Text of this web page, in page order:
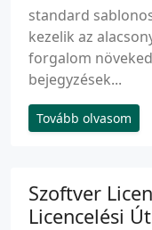
standard
kezelik az
forgalom
bejegyzések...
Tovább olvasom
Szoftver
Licencelési